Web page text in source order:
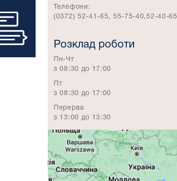
Телефони:
(0372) 52-41-65, 55-75-40,52-40-65
Розклад роботи
Пн-Чт
з 08:30 до 17:00
Пт
з 08:30 до 17:00
Перерва
з 13:00 до 13:30